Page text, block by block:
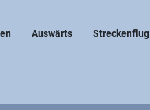
Auswärts Streckenflug
Midlands 2017